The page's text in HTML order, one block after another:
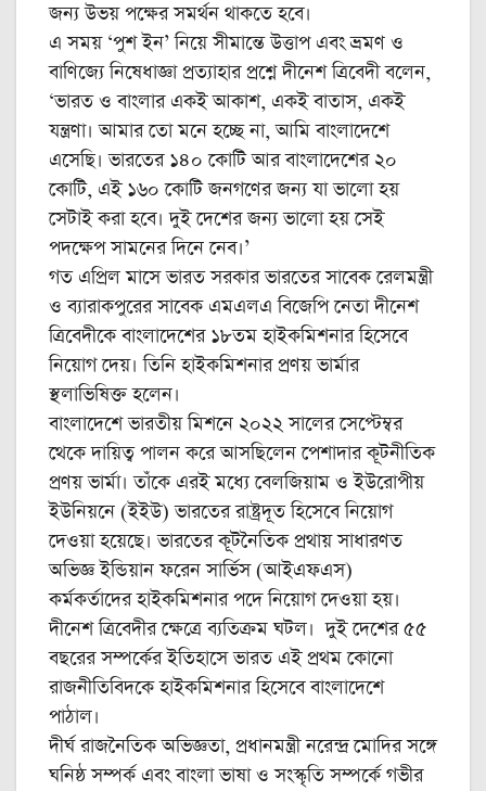
জন্য উভয় পক্ষের সমর্থন থাকতে হবে।
এ সময় ‘পুশ ইন’ নিয়ে সীমান্তে উত্তাপ এবং ভ্রমণ ও
বাণিজ্যে নিষেধাজ্ঞা প্রত্যাহার প্রশ্নে দীনেশ ত্রিবেদী বলেন,
‘ভারত ও বাংলার একই আকাশ, একই বাতাস, একই
যন্ত্রণা। আমার তো মনে হচ্ছে না, আমি বাংলাদেশে
এসেছি। ভারতের ১৪০ কোটি আর বাংলাদেশের ২০
কোটি, এই ১৬০ কোটি জনগণের জন্য যা ভালো হয়
সেটাই করা হবে। দুই দেশের জন্য ভালো হয় সেই
পদক্ষেপ সামনের দিনে নেব।’
গত এপ্রিল মাসে ভারত সরকার ভারতের সাবেক রেলমন্ত্রী
ও ব্যারাকপুরের সাবেক এমএলএ বিজেপি নেতা দীনেশ
ত্রিবেদীকে বাংলাদেশের ১৮তম হাইকমিশনার হিসেবে
নিয়োগ দেয়। তিনি হাইকমিশনার প্রণয় ভার্মার
স্থলাভিষিক্ত হলেন।
বাংলাদেশে ভারতীয় মিশনে ২০২২ সালের সেপ্টেম্বর
থেকে দায়িত্ব পালন করে আসছিলেন পেশাদার কূটনীতিক
প্রণয় ভার্মা। তাঁকে এরই মধ্যে বেলজিয়াম ও ইউরোপীয়
ইউনিয়নে (ইইউ) ভারতের রাষ্ট্রদূত হিসেবে নিয়োগ
দেওয়া হয়েছে। ভারতের কূটনৈতিক প্রথায় সাধারণত
অভিজ্ঞ ইন্ডিয়ান ফরেন সার্ভিস (আইএফএস)
কর্মকর্তাদের হাইকমিশনার পদে নিয়োগ দেওয়া হয়।
দীনেশ ত্রিবেদীর ক্ষেত্রে ব্যতিক্রম ঘটল। দুই দেশের ৫৫
বছরের সম্পর্কের ইতিহাসে ভারত এই প্রথম কোনো
রাজনীতিবিদকে হাইকমিশনার হিসেবে বাংলাদেশে
পাঠাল।
দীর্ঘ রাজনৈতিক অভিজ্ঞতা, প্রধানমন্ত্রী নরেন্দ্র মোদির সঙ্গে
ঘনিষ্ঠ সম্পর্ক এবং বাংলা ভাষা ও সংস্কৃতি সম্পর্কে গভীর